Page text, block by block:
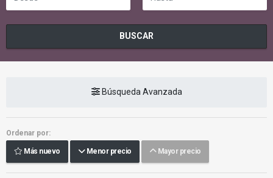
BUSCAR
Búsqueda Avanzada
Ordenar por:
Más nuevo Menor precio Mayor precio